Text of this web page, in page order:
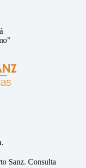
Sanz. Consulta